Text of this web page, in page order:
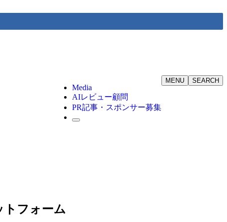
Media
AIレビュー顧問
PR記事・スポンサー募集
SEARCH
MENU
トフォーム